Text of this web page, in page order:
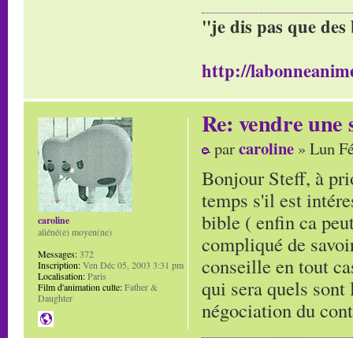
"je dis pas que
http://
Re: vendre une
parcaroline » Lun
Bonjour Steff, à
temps s'il est
bible ( enfin ca
compliqué de
conseille en tout
qui sera quels
négociation du
caroline
aliéné(e) moyen(ne)
Messages:372
Inscription:Ven Déc 05, 2003 3:31 pm
Localisation:Paris
Film d'animation culte:Father &
Daughter